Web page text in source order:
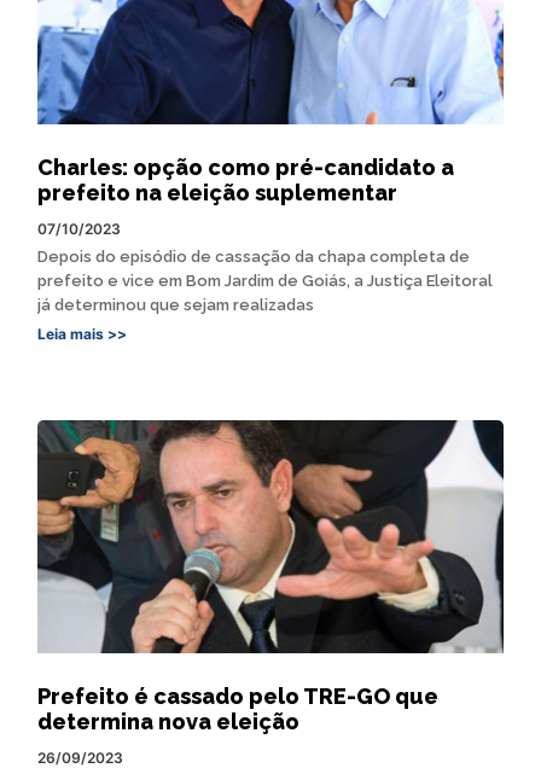
Charles: opção como pré-candidato a
prefeito na eleição suplementar
07/10/2023
Depois do episódio de cassação da chapa completa de
prefeito e vice em Bom Jardim de Goiás, a Justiça Eleitoral
já determinou que sejam realizadas
Leia mais >>
Prefeito é cassado pelo TRE-GO que
determina nova eleição
26/09/2023